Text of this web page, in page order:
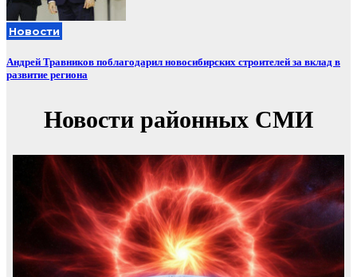
Новости
Андрей Травников поблагодарил новосибирских строителей за вклад в
развитие региона